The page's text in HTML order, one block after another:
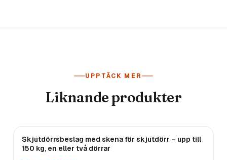
UPPTÄCK MER
Liknande produkter
Skjutdörrsbeslag med skena för skjutdörr – upp till
150 kg, en eller två dörrar